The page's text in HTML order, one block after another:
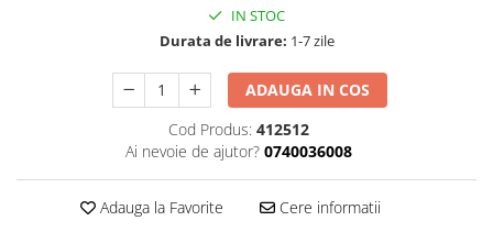
Accesorii de microfoane
Capsule de microfon
Case-uri de microfoane
Microfoane de broadcast
calibrare
IN STOC
Durata de livrare: 1-7 zile
ADAUGA IN COS
Cod Produs: 412512
Ai nevoie de ajutor? 0740036008
Adauga la Favorite Cere informatii